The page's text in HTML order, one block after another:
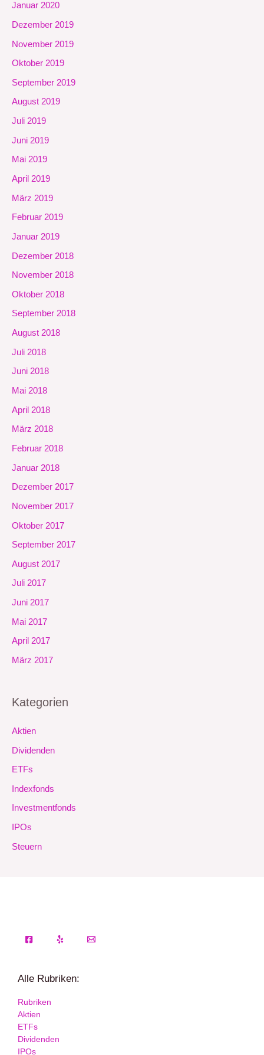
Januar 2020
Dezember 2019
November 2019
Oktober 2019
September 2019
August 2019
Juli 2019
Juni 2019
Mai 2019
April 2019
März 2019
Februar 2019
Januar 2019
Dezember 2018
November 2018
Oktober 2018
September 2018
August 2018
Juli 2018
Juni 2018
Mai 2018
April 2018
März 2018
Februar 2018
Januar 2018
Dezember 2017
November 2017
Oktober 2017
September 2017
August 2017
Juli 2017
Juni 2017
Mai 2017
April 2017
März 2017
Kategorien
Aktien
Dividenden
ETFs
Indexfonds
Investmentfonds
IPOs
Steuern
Alle Rubriken:
Rubriken
Aktien
ETFs
Dividenden
IPOs